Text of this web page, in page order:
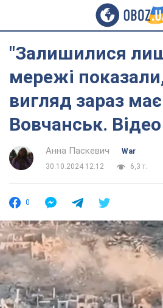
"Залишилися
мережі
вигляд зараз має
Вовчанськ.
Анна Паскевич
War
30.10.2024 12:12
6,3 т.
0